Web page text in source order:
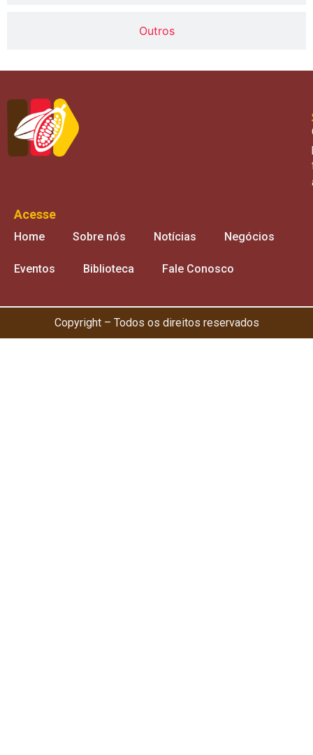
Outros
Acesse
Home Sobre nós Notícias Negócios
Eventos Biblioteca Fale Conosco
Copyright – Todos os direitos reservados